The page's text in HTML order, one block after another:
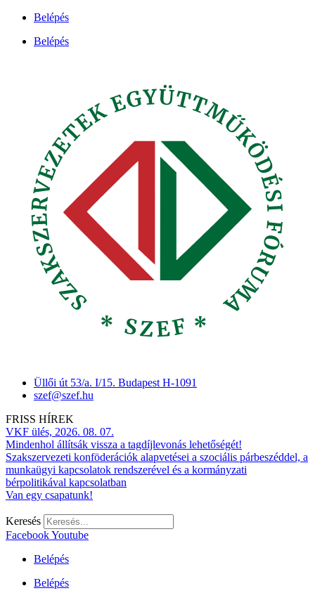
Ugrás
tartalomhoz
Belépés
Belépés
Üllői út 53/a. I/15. Budapest H-1091
szef@szef.hu
FRISS HÍREK
VKF ülés, 2026. 08. 07.
Mindenhol állítsák vissza a tagdíjlevonás lehetőségét!
Szakszervezeti konföderációk alapvetései a szociális párbeszéddel, a
munkaügyi kapcsolatok rendszerével és a kormányzati
bérpolitikával kapcsolatban
Van egy csapatunk!
Keresés
FacebookYoutube
Belépés
Belépés